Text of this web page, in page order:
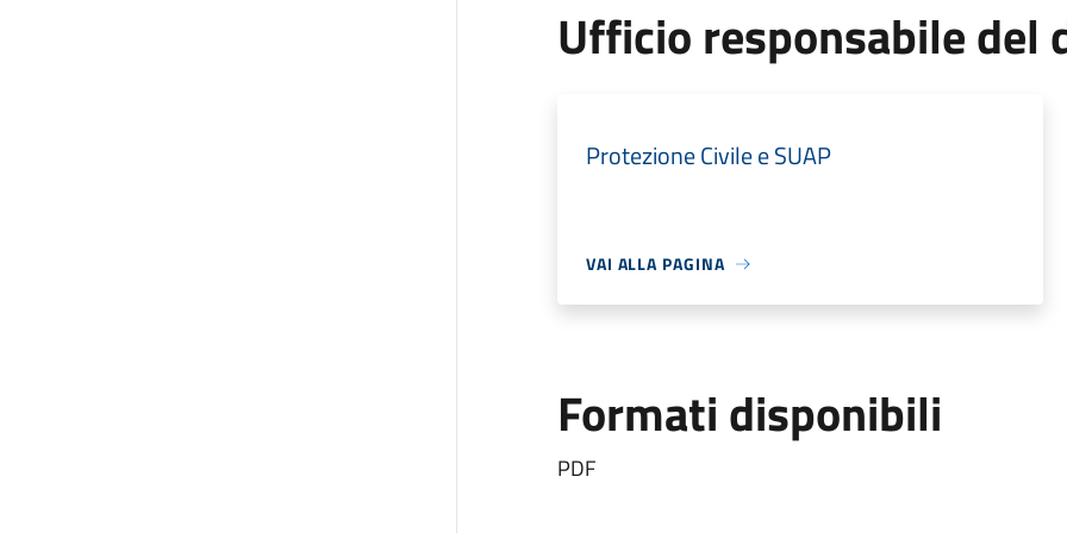
Ufficio responsabile del
Protezione Civile e SUAP
VAI ALLA PAGINA
Formati disponibili
PDF